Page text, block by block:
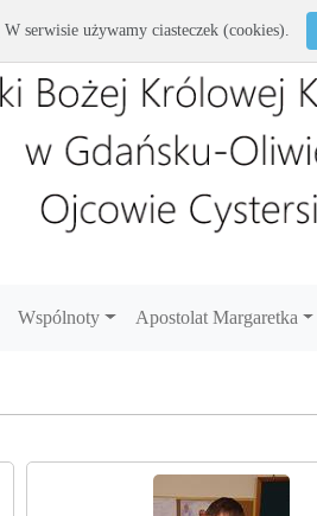
Wspólnoty Apostolat Margaretka
W serwisie używamy ciasteczek (cookies).